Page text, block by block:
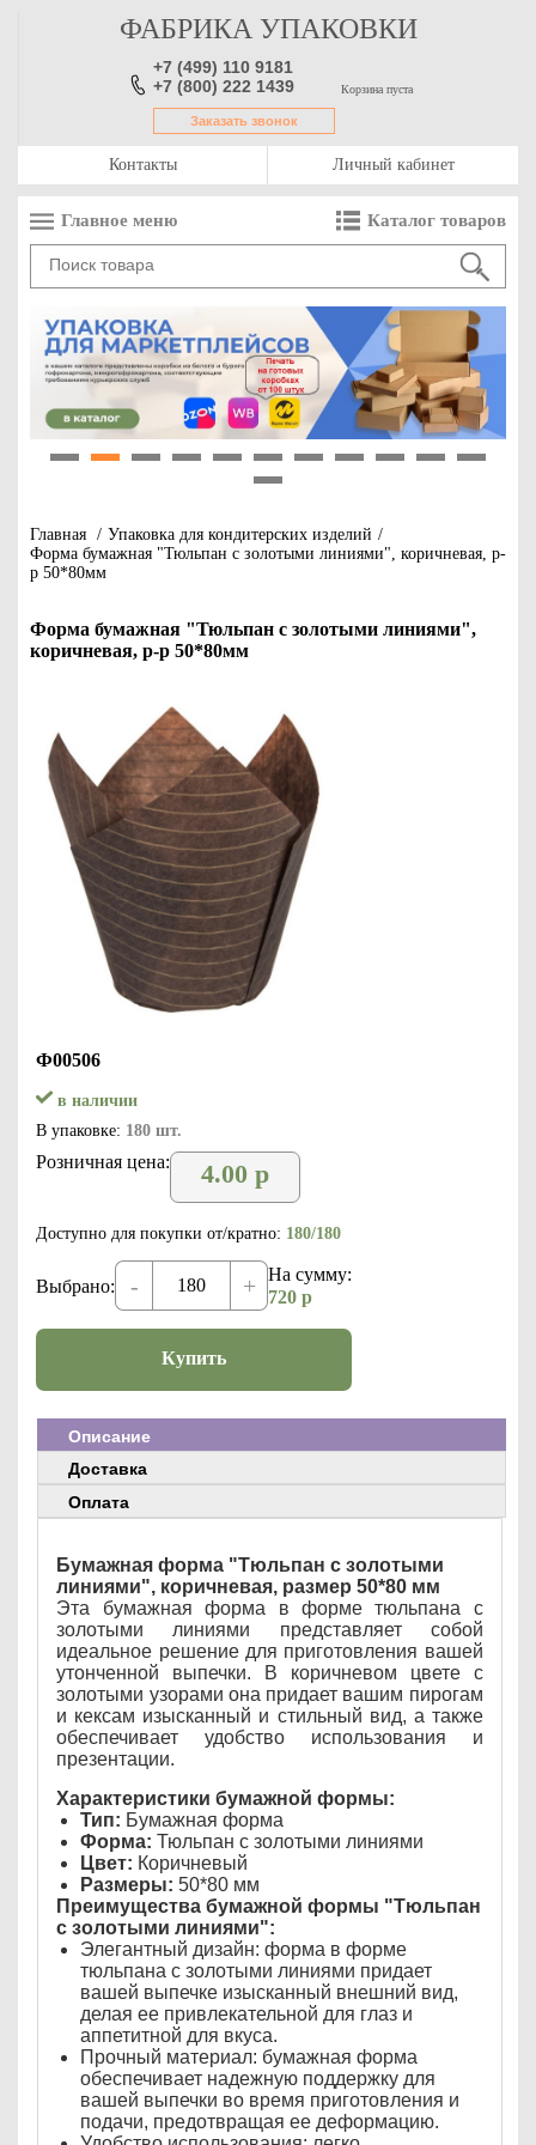
ФАБРИКА УПАКОВКИ
+7 (499) 110 9181
+7 (800) 222 1439
Заказать звонок
Корзина пуста
Контакты Личный кабинет
Главное меню Каталог товаров
Главная / Упаковка для кондитерских изделий /
Форма бумажная "Тюльпан с золотыми линиями", коричневая, р-
р 50*80мм
Форма бумажная "Тюльпан с золотыми линиями",
коричневая, р-р 50*80мм
Ф00506
в наличии
В упаковке: 180 шт.
Розничная цена: 4.00 р
Доступно для покупки от/кратно: 180/180
Выбрано: - +
На сумму:
720 р
Купить
Описание
Доставка
Оплата
Бумажная форма "Тюльпан с золотыми
линиями", коричневая, размер 50*80 мм
Эта бумажная форма в форме тюльпана с
золотыми линиями представляет собой
идеальное решение для приготовления вашей
утонченной выпечки. В коричневом цвете с
золотыми узорами она придает вашим пирогам
и кексам изысканный и стильный вид, а также
обеспечивает удобство использования и
презентации.
Характеристики бумажной формы:
Тип: Бумажная форма
Форма: Тюльпан с золотыми линиями
Цвет: Коричневый
Размеры: 50*80 мм
Преимущества бумажной формы "Тюльпан
с золотыми линиями":
Элегантный дизайн: форма в форме
тюльпана с золотыми линиями придает
вашей выпечке изысканный внешний вид,
делая ее привлекательной для глаз и
аппетитной для вкуса.
Прочный материал: бумажная форма
обеспечивает надежную поддержку для
вашей выпечки во время приготовления и
подачи, предотвращая ее деформацию.